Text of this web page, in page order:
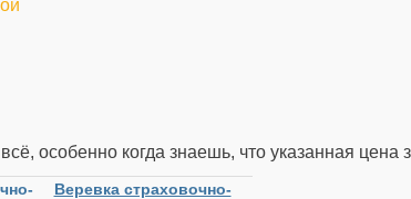
особенно когда знаешь, что указанная цена
Веревка страховочно-